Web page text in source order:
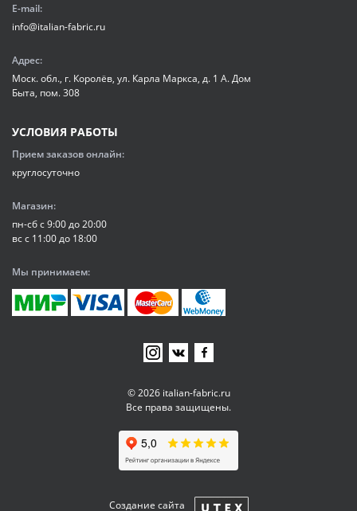
© 2026 italian-fabric.ru
Все права защищены.
Создание сайта
E-mail:
info@italian-fabric.ru
Адрес:
Моск. обл., г. Королёв, ул. Карла Маркса, д. 1 А. Дом
Быта, пом. 308
УСЛОВИЯ РАБОТЫ
Прием заказов онлайн:
круглосуточно
Магазин:
пн-сб с 9:00 до 20:00
вс с 11:00 до 18:00
Мы принимаем: